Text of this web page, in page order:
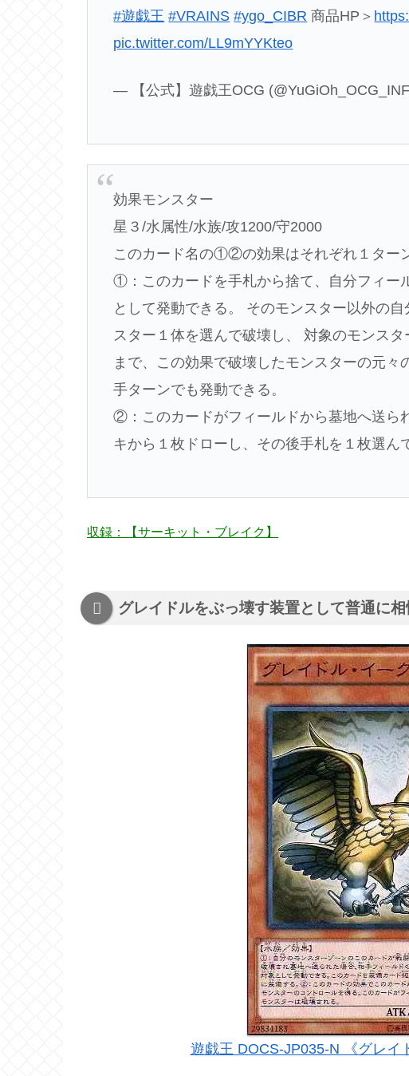
#遊戯王 #VRAINS #ygo_CIBR 商品HP＞
pic.twitter.com/LL9mYYKteo
— 【公式】遊戯王OCG
効果モンスター
星３/水属性/水族/攻1200/守2000
このカード名の①②の効果はそれぞれ１ター
①：このカードを手札から捨て、自分フィー
として発動できる。 そのモンスター以外の
スター１体を選んで破壊し、 対象のモンス
まで、この効果で破壊したモンスターの元
手ターンでも発動できる。
②：このカードがフィールドから墓地へ送ら
キから１枚ドローし、その後手札を１枚選ん
収録：【サーキット・ブレイク】
グレイドルをぶっ壊す装置として普通に相
遊戯王 DOCS-JP035-N 《グレイ